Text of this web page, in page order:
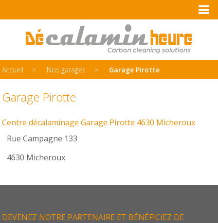
Accueil Nos garages Garage Pirotte
Garage Pirotte
Centre décalaminage Garage Pirotte 4630 Micheroux
Rue Campagne 133
4630 Micheroux
DEVENEZ NOTRE PARTENAIRE ET BÉNÉFICIEZ DE